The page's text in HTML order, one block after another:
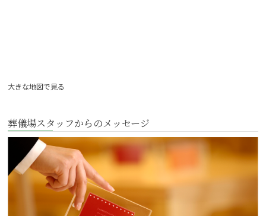
大きな地図で見る
葬儀場スタッフからのメッセージ